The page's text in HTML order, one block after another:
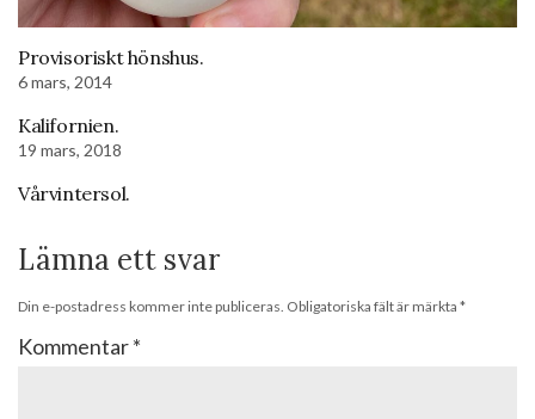
Provisoriskt hönshus.
6 mars, 2014
Kalifornien.
19 mars, 2018
Vårvintersol.
Lämna ett svar
Din e-postadress kommer inte publiceras. Obligatoriska fält är märkta *
Kommentar*